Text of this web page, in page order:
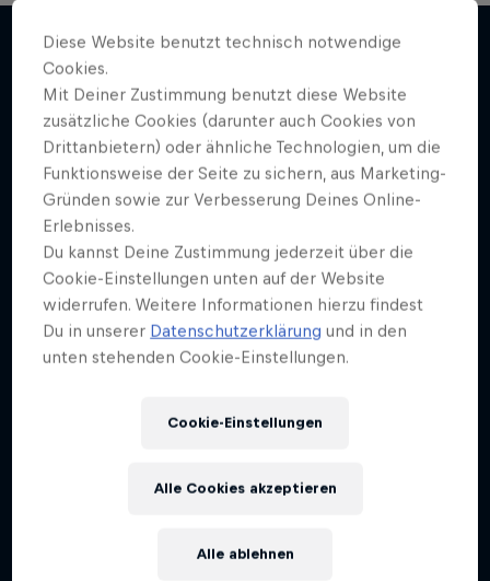
Weiter geht´s hier
Diese Website benutzt technisch notwendige
Cookies.
Mit Deiner Zustimmung benutzt diese Website
zusätzliche Cookies (darunter auch Cookies von
Drittanbietern) oder ähnliche Technologien, um die
Funktionsweise der Seite zu sichern, aus Marketing-
Gründen sowie zur Verbesserung Deines Online-
Erlebnisses.
Du kannst Deine Zustimmung jederzeit über die
Cookie-Einstellungen unten auf der Website
widerrufen. Weitere Informationen hierzu findest
Du in unserer Datenschutzerklärung und in den
unten stehenden Cookie-Einstellungen.
Cookie-Einstellungen
Alle ablehnen
Alle Cookies akzeptieren